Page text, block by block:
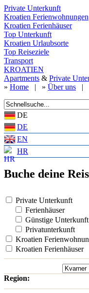
Private Unterkunft
Kroatien Ferienwohnungen
Kroatien Ferienhäuser
Top Unterkunft
Kroatien Urlaubsorte
Top Reiseziele
Transport
KROATIEN
Apartments & Private
» Home | » Über uns |
DE
DE
EN
HR
Buche deine
Private Unterkunft
Ferienhäuser
Günstige Unterkunft
Privatunterkunft
Kroatien
Kroatien Ferienhäuser
Region: